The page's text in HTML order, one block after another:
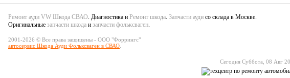
Ремонт ауди VW Шкода СВАО. Диагностика и Ремонт шкода. Запчасти ауди со склада в Москве.
Оригинальные запчасти шкода и запчасти фольксваген.
2001-2026 © Все права защищены - ООО "Форрингс"
автосервис Шкода Ауди Фольксваген в СВАО
Сегодня Суббота, 08 Авг